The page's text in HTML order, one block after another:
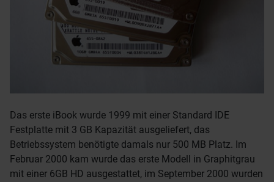
Das erste iBook wurde 1999 mit einer Standard IDE
Festplatte mit 3 GB Kapazität ausgeliefert, das
Betriebssystem benötigte damals nur 500 MB Platz. Im
Februar 2000 kam wurde das erste Modell in Graphitgrau
mit einer 6GB HD ausgestattet, im September 2000 wurden